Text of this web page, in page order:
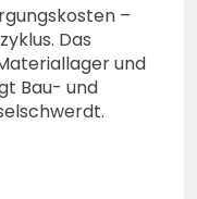
–
Das
und
Bau- und